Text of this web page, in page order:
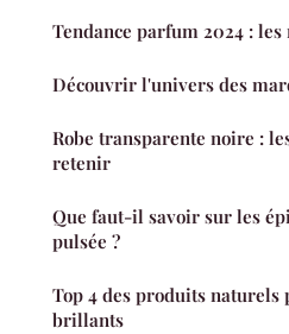
Tendance parfum 2024 :
Découvrir l'univers des
Robe transparente noire :
retenir
Que faut-il savoir sur les
pulsée ?
Top 4 des produits naturels
brillants